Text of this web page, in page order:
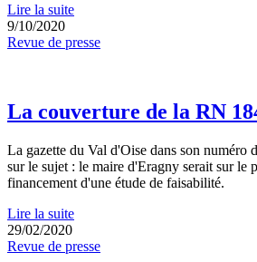
Lire la suite
9/10/2020
Revue de presse
La couverture de la RN
La gazette du Val d'Oise dans son numéro
sur le sujet : le maire d'Eragny serait sur le
financement d'une étude de faisabilité.
Lire la suite
29/02/2020
Revue de presse